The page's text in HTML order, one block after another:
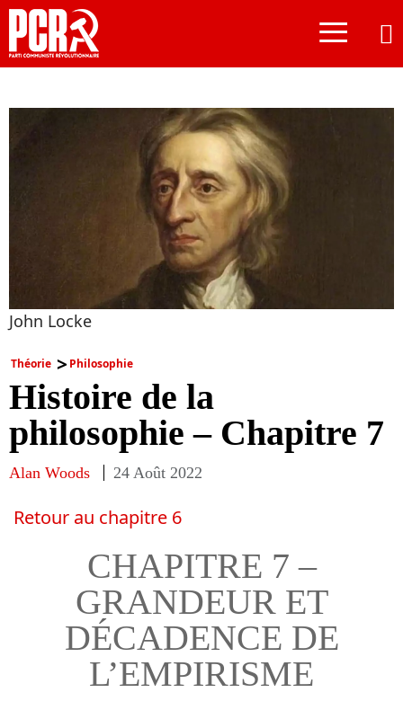
≡
John Locke
Théorie Philosophie
Histoire de la
philosophie – Chapitre 7
Alan Woods 24 Août 2022
Retour au chapitre 6
CHAPITRE 7 –
GRANDEUR ET
DÉCADENCE DE
L’EMPIRISME